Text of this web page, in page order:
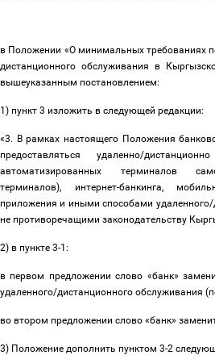
в Положении «О минимальных требованиях
дистанционного обслуживания в
вышеуказанным постановлением:
1) пункт 3 изложить в следующей редакции:
«3. В рамках настоящего Положения
предоставляться удаленно/
автоматизированных терминалов
терминалов), интернет-банкинга,
приложения и иными способами
не противоречащими законодательству
2) в пункте 3-1:
в первом предложении слово «банк»
удаленного/дистанционного обслуживания
во втором предложении слово «банк»
3) Положение дополнить пунктом 3-2